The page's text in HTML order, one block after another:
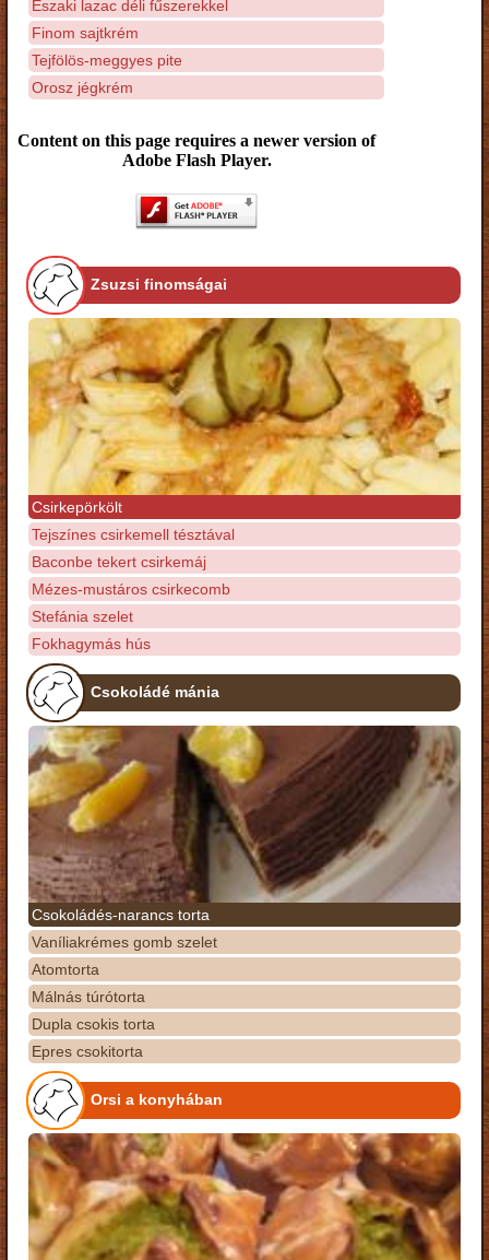
Északi lazac déli fűszerekkel
Finom sajtkrém
Tejfölös-meggyes pite
Orosz jégkrém
Content on this page requires a newer version of
Adobe Flash Player.
Zsuzsi finomságai
Csirkepörkölt
Tejszínes csirkemell tésztával
Baconbe tekert csirkemáj
Mézes-mustáros csirkecomb
Stefánia szelet
Fokhagymás hús
Csokoládé mánia
Csokoládés-narancs torta
Vaníliakrémes gomb szelet
Atomtorta
Málnás túrótorta
Dupla csokis torta
Epres csokitorta
Orsi a konyhában